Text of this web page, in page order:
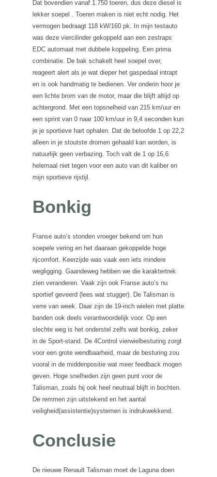
Dat bovendien vanaf 1.750 toeren, dus deze diesel is
lekker soepel . Toeren maken is niet echt nodig. Het
vermogen bedraagt 118 kW/160 pk. In mijn testauto
was deze viercilinder gekoppeld aan een zestraps
EDC automaat met dubbele koppeling. Een prima
combinatie. De bak schakelt heel soepel over,
reageert alert als je wat dieper het gaspedaal intrapt
en is ook handmatig te bedienen. Ver onderin hoor je
een lichte brom van de motor, maar die blijft altijd op
achtergrond. Met een topsnelheid van 215 km/uur en
een sprint van 0 naar 100 km/uur in 9,4 seconden kun
je je sportieve hart ophalen. Dat de beloofde 1 op 22,2
alleen in je stoutste dromen gehaald kan worden, is
natuurlijk geen verbazing. Toch valt de 1 op 16,6
helemaal niet tegen voor een auto van dit kaliber en
mijn sportieve rijstijl.
Bonkig
Franse auto’s stonden vroeger bekend om hun
soepele vering en het daaraan gekoppelde hoge
rijcomfort. Keerzijde was vaak een iets mindere
wegligging. Gaandeweg hebben we die karaktertrek
zien veranderen. Vaak zijn ook Franse auto’s nu
sportief geveerd (lees wat stugger). De Talisman is
verre van week. Daar zijn de 19-inch wielen met platte
banden ook deels verantwoordelijk voor. Op een
slechte weg is het onderstel zelfs wat bonkig, zeker
in de Sport-stand. De 4Control vierwielbesturing zorgt
voor een grote wendbaarheid, maar de besturing zou
vooral in de middenpositie wat meer feedback mogen
geven. Hoge snelheden zijn geen punt voor de
Talisman, zoals hij ook heel neutraal blijft in bochten.
De remmen zijn uitstekend en het aantal
veiligheid(assistentie)systemen is indrukwekkend.
Conclusie
De nieuwe Renault Talisman moet de Laguna doen